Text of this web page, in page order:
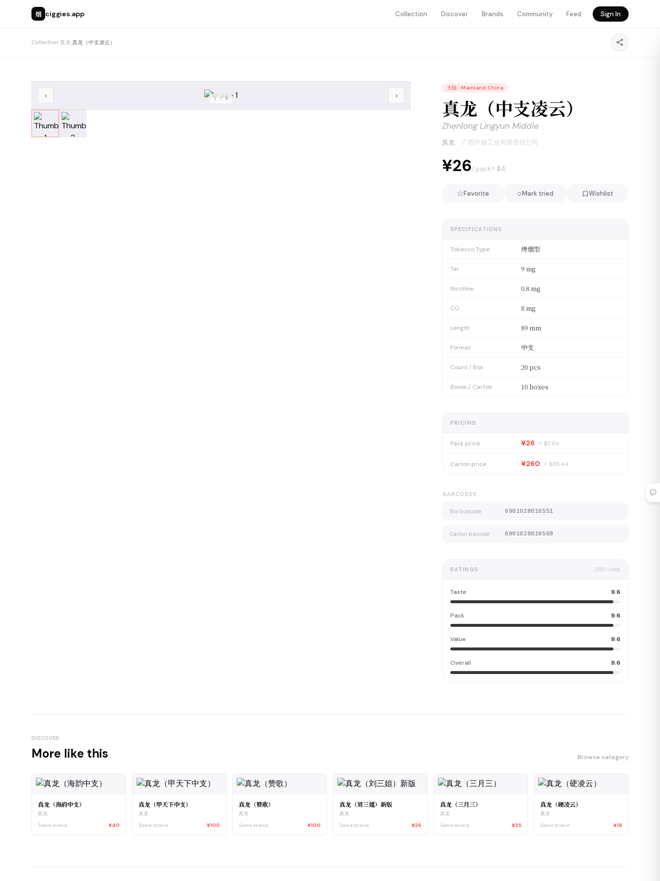
烟 ciggies.app Collection Discover Brands Community Feed Sign In
Collection›真龙›真龙（中支凌云）
‹ ›
1/2
大陆 · Mainland China
真龙（中支凌云）
Zhenlong Lingyun Middle
真龙 · 广西中烟工业有限责任公司
¥26/ pack≈ $4
☆Favorite ○Mark tried Wishlist
SPECIFICATIONS
Tobacco Type 烤烟型
Tar 9 mg
Nicotine 0.8 mg
CO 8 mg
Length 89 mm
Format 中支
Count / Box 20 pcs
Boxes / Carton 10 boxes
PRICING
Pack price ¥26 ≈ $3.84
Carton price ¥260 ≈ $38.44
BARCODES
Box barcode 6901028016551
Carton barcode 6901028016568
RATINGS 280 votes
Taste 9.6
Pack 9.6
Value 9.6
Overall 9.6
DISCOVER
More like this Browse category
真龙（海韵中支）
真龙
Same brand
¥40
真龙（甲天下中支）
真龙
Same brand
¥100
真龙（赞歌）
真龙
Same brand
¥100
真龙（刘三姐）新版
真龙
Same brand
¥26
真龙（三月三）
真龙
Same brand
¥35
真龙（硬凌云）
真龙
Same brand
¥18